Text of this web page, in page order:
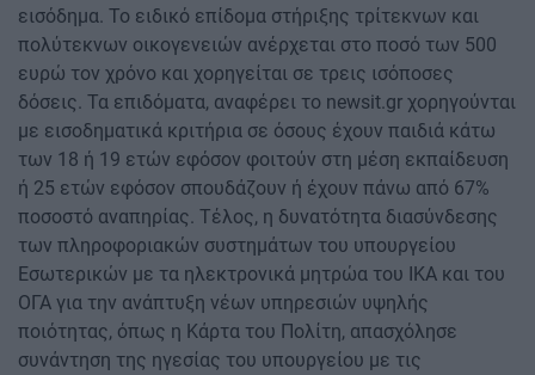
εισόδημα. Το ειδικό επίδομα στήριξης τρίτεκνων και
πολύτεκνων οικογενειών ανέρχεται στο ποσό των 500
ευρώ τον χρόνο και χορηγείται σε τρεις ισόποσες
δόσεις. Τα επιδόματα, αναφέρει το newsit.gr χορηγούνται
με εισοδηματικά κριτήρια σε όσους έχουν παιδιά κάτω
των 18 ή 19 ετών εφόσον φοιτούν στη μέση εκπαίδευση
ή 25 ετών εφόσον σπουδάζουν ή έχουν πάνω από 67%
ποσοστό αναπηρίας. Τέλος, η δυνατότητα διασύνδεσης
των πληροφοριακών συστημάτων του υπουργείου
Εσωτερικών με τα ηλεκτρονικά μητρώα του ΙΚΑ και του
ΟΓΑ για την ανάπτυξη νέων υπηρεσιών υψηλής
ποιότητας, όπως η Κάρτα του Πολίτη, απασχόλησε
συνάντηση της ηγεσίας του υπουργείου με τις